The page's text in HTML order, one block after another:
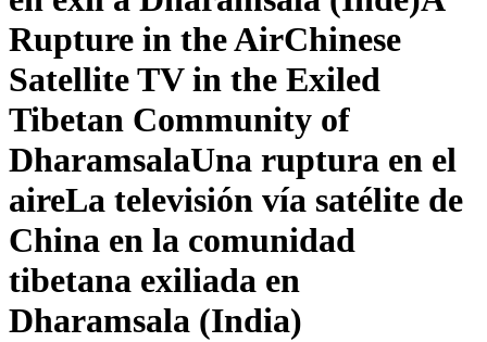
Rupture in the AirChinese
Satellite TV in the Exiled
Tibetan Community of
DharamsalaUna ruptura en el
aireLa televisión vía satélite de
China en la comunidad
tibetana exiliada en
Dharamsala (India)